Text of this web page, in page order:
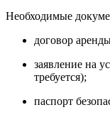
Необходимые
договор
заявление на
требуется);
паспорт